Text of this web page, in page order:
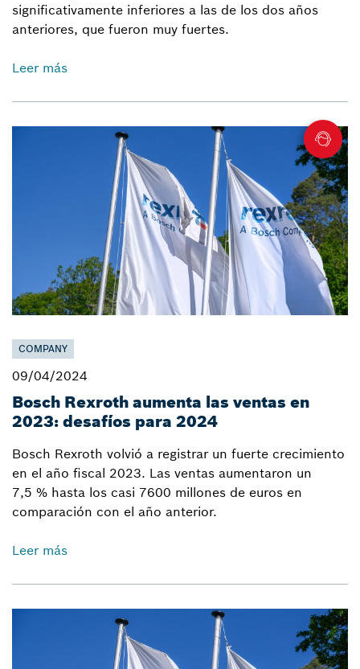
significativamente inferiores a las de los dos años
anteriores, que fueron muy fuertes.
Leer más
COMPANY
09/04/2024
Bosch Rexroth aumenta las ventas en
2023: desafíos para 2024
Bosch Rexroth volvió a registrar un fuerte crecimiento
en el año fiscal 2023. Las ventas aumentaron un
7,5 % hasta los casi 7600 millones de euros en
comparación con el año anterior.
Leer más